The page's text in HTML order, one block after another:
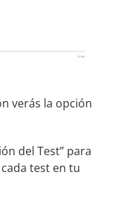
verás la opción
del Test” para
test en tu